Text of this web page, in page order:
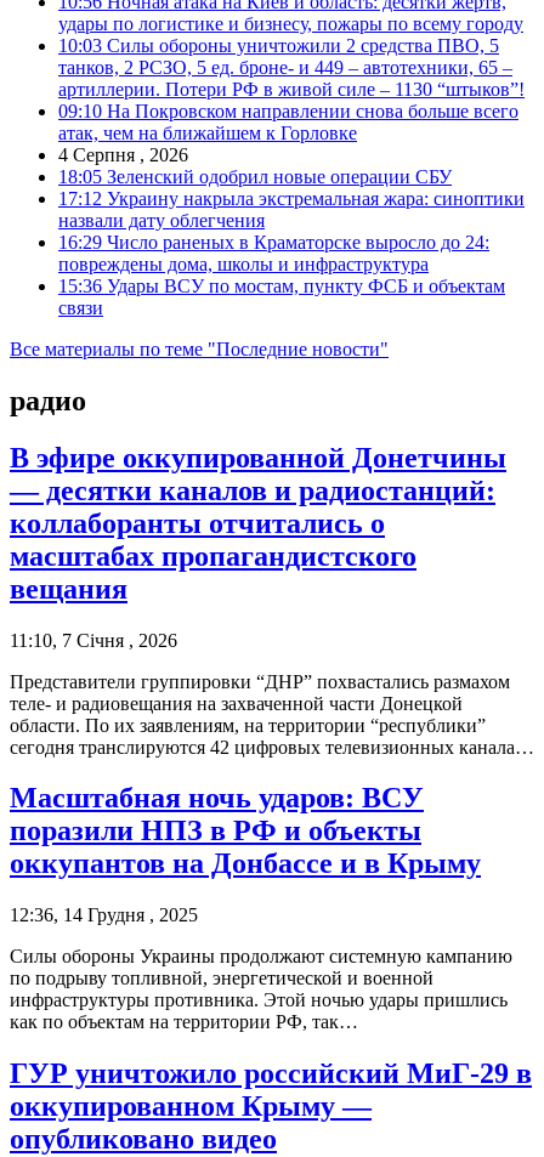
удары по логистике и бизнесу, пожары по всему городу
10:03 Силы обороны уничтожили 2 средства ПВО, 5
танков, 2 РСЗО, 5 ед. броне- и 449 – автотехники, 65 –
артиллерии. Потери РФ в живой силе – 1130 “штыков”!
09:10 На Покровском направлении снова больше всего
атак, чем на ближайшем к Горловке
4 Серпня , 2026
18:05 Зеленский одобрил новые операции СБУ
17:12 Украину накрыла экстремальная жара: синоптики
назвали дату облегчения
16:29 Число раненых в Краматорске выросло до 24:
повреждены дома, школы и инфраструктура
15:36 Удары ВСУ по мостам, пункту ФСБ и объектам
связи
Все материалы по теме "Последние новости"
радио
В эфире оккупированной Донетчины
— десятки каналов и радиостанций:
коллаборанты отчитались о
масштабах пропагандистского
вещания
11:10, 7 Січня , 2026
Представители группировки “ДНР” похвастались размахом
теле- и радиовещания на захваченной части Донецкой
области. По их заявлениям, на территории “республики”
сегодня транслируются 42 цифровых телевизионных канала…
Масштабная ночь ударов: ВСУ
поразили НПЗ в РФ и объекты
оккупантов на Донбассе и в Крыму
12:36, 14 Грудня , 2025
Силы обороны Украины продолжают системную кампанию
по подрыву топливной, энергетической и военной
инфраструктуры противника. Этой ночью удары пришлись
как по объектам на территории РФ, так…
ГУР уничтожило российский МиГ-29 в
оккупированном Крыму —
опубликовано видео